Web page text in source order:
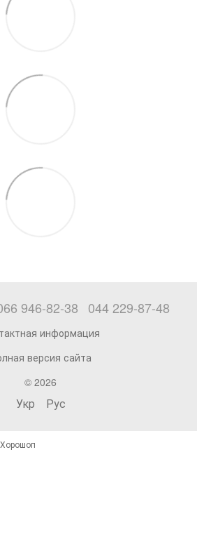
946-82-38 044 229-87-48
информация
версия сайта
© 2026
Укр Рус